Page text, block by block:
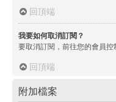
回頂端
我要如何取消訂閱？
要取消訂閱，前往您的會員控
回頂端
附加檔案